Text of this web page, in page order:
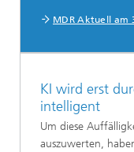
MDR Aktuell am
KI wird erst
intelligent
Um diese
auszuwerten,